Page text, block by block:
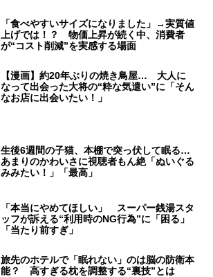
「食べやすいサイズになりました」→実質値
上げでは！？ 物価上昇が続く中、消費者
が“コスト削減”を実感する場面
【漫画】約20年ぶりの焼き鳥屋… 大人に
なって出会った大将の“粋な気遣い”に「そん
なお店に出会いたい！」
生後6週間の子猫、本棚で突っ伏して眠る…
あまりのかわいさに視聴者もん絶「ぬいぐる
みみたい！」「最高」
「本当にやめてほしい」 スーパー銭湯スタ
ッフが訴える“利用時のNG行為”に「困る」
「当たり前すぎ」
旅先のホテルで「眠れない」のは脳の防衛本
能？ 高すぎる枕を調整する“裏技”とは